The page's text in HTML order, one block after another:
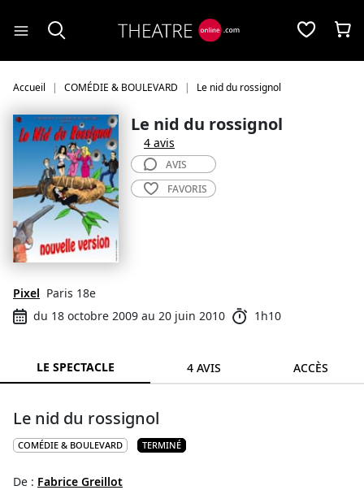
Accueil COMÉDIE & BOULEVARD Le nid du rossignol
Le nid du rossignol
4 avis
Pixel Paris 18e
du 18 octobre 2009 au 20 juin 2010
1h10
AVIS
FAVORIS
LE SPECTACLE 4 AVIS ACCÈS
Le nid du rossignol
COMÉDIE & BOULEVARD TERMINÉ
De : Fabrice Greillot